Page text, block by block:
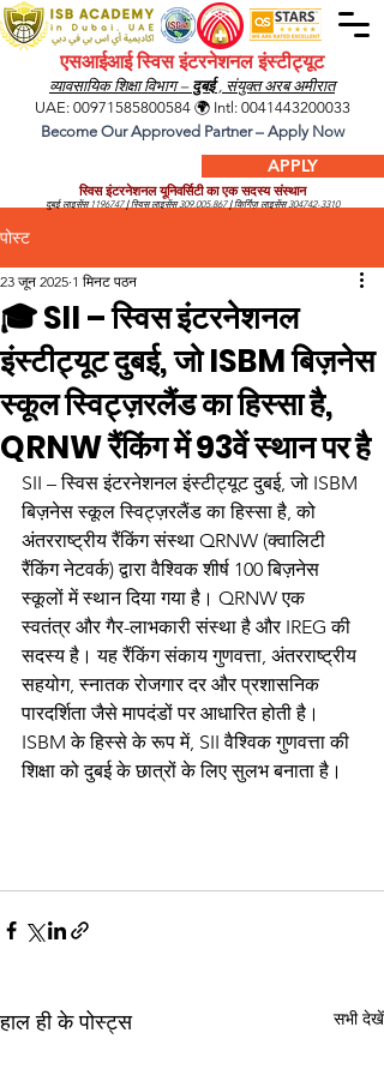
एसआईआई स्विस इंटरनेशनल इंस्टीट्यूट
व्यावसायिक शिक्षा विभाग – दुबई, संयुक्त अरब अमीरात
APPLY
स्विस इंटरनेशनल यूनिवर्सिटी का एक सदस्य संस्थान
दुबई लाइसेंस1196747 |स्विस लाइसेंस309.005.867 |किर्गिज़ लाइसेंस304742-3310
UAE: 00971585800584🌍 Intl: 0041443200033
Become Our Approved Partner – Apply Now
पोस्ट
🎓 SII – स्विस इंटरनेशनल
इंस्टीट्यूट दुबई, जो ISBM बिज़नेस
स्कूल स्विट्ज़रलैंड का हिस्सा है,
QRNW रैंकिंग में 93वें स्थान पर है
23 जून 2025 1 मिनट पठन
SII – स्विस इंटरनेशनल इंस्टीट्यूट दुबई, जो ISBM
बिज़नेस स्कूल स्विट्ज़रलैंड का हिस्सा है, को
अंतरराष्ट्रीय रैंकिंग संस्था QRNW (क्वालिटी
रैंकिंग नेटवर्क) द्वारा वैश्विक शीर्ष 100 बिज़नेस
स्कूलों में स्थान दिया गया है। QRNW एक
स्वतंत्र और गैर-लाभकारी संस्था है और IREG की
सदस्य है। यह रैंकिंग संकाय गुणवत्ता, अंतरराष्ट्रीय
सहयोग, स्नातक रोजगार दर और प्रशासनिक
पारदर्शिता जैसे मापदंडों पर आधारित होती है।
ISBM के हिस्से के रूप में, SII वैश्विक गुणवत्ता की
शिक्षा को दुबई के छात्रों के लिए सुलभ बनाता है।
हाल ही के पोस्ट्स सभी देखें